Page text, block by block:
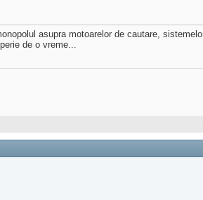
asupra motoarelor de cautare,
de o vreme...